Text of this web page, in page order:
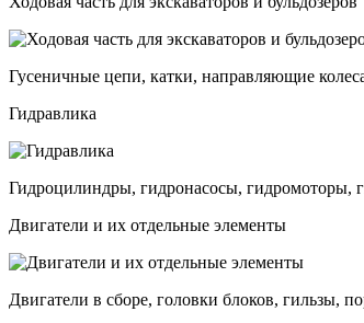
Гусеничные цепи, катки, направляющие
Гидравлика
Гидроцилиндры, гидронасосы, гидромоторы,
Двигатели и их отдельные элементы
Двигатели в сборе, головки блоков, гильзы,